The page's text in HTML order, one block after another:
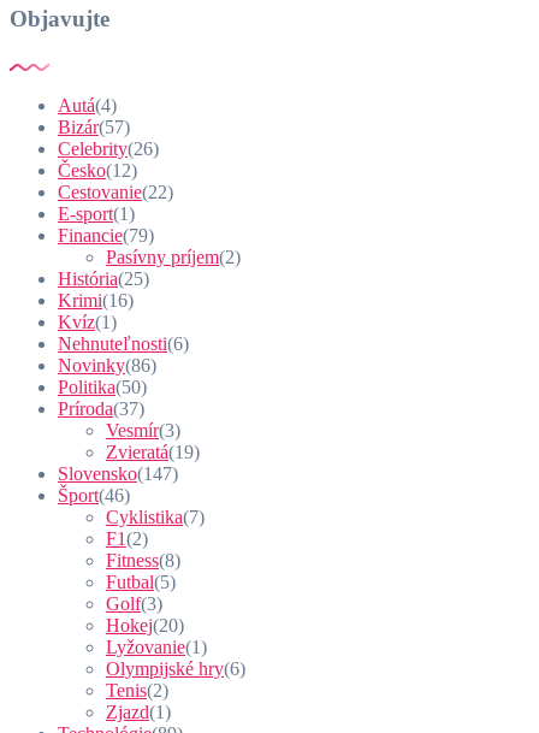
Objavujte
Autá(4)
Bizár(57)
Celebrity(26)
Česko(12)
Cestovanie(22)
E-sport(1)
Financie(79)
Pasívny príjem(2)
História(25)
Krimi(16)
Kvíz(1)
Nehnuteľnosti(6)
Novinky(86)
Politika(50)
Príroda(37)
Vesmír(3)
Zvieratá(19)
Slovensko(147)
Šport(46)
Cyklistika(7)
F1(2)
Fitness(8)
Futbal(5)
Golf(3)
Hokej(20)
Lyžovanie(1)
Olympijské hry(6)
Tenis(2)
Zjazd(1)